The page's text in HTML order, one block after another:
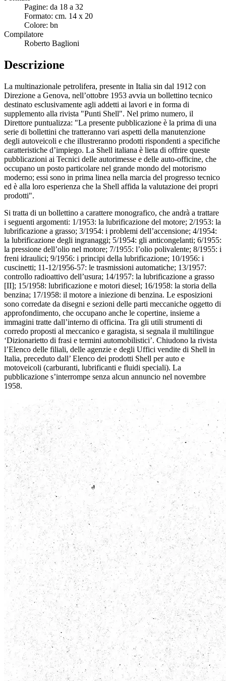
Pagine: da 18 a 32
Formato: cm. 14 x 20
Colore: bn
Compilatore
Roberto Baglioni
Descrizione
La multinazionale petrolifera, presente in Italia sin dal 1912 con
Direzione a Genova, nell’ottobre 1953 avvia un bollettino tecnico
destinato esclusivamente agli addetti ai lavori e in forma di
supplemento alla rivista "Punti Shell". Nel primo numero, il
Direttore puntualizza: "La presente pubblicazione è la prima di una
serie di bollettini che tratteranno vari aspetti della manutenzione
degli autoveicoli e che illustreranno prodotti rispondenti a specifiche
caratteristiche d’impiego. La Shell italiana è lieta di offrire queste
pubblicazioni ai Tecnici delle autorimesse e delle auto-officine, che
occupano un posto particolare nel grande mondo del motorismo
moderno; essi sono in prima linea nella marcia del progresso tecnico
ed è alla loro esperienza che la Shell affida la valutazione dei propri
prodotti".
Si tratta di un bollettino a carattere monografico, che andrà a trattare
i seguenti argomenti: 1/1953: la lubrificazione del motore; 2/1953: la
lubrificazione a grasso; 3/1954: i problemi dell’accensione; 4/1954:
la lubrificazione degli ingranaggi; 5/1954: gli anticongelanti; 6/1955:
la pressione dell’olio nel motore; 7/1955: l’olio polivalente; 8/1955: i
freni idraulici; 9/1956: i principi della lubrificazione; 10/1956: i
cuscinetti; 11-12/1956-57: le trasmissioni automatiche; 13/1957:
controllo radioattivo dell’usura; 14/1957: la lubrificazione a grasso
[II]; 15/1958: lubrificazione e motori diesel; 16/1958: la storia della
benzina; 17/1958: il motore a iniezione di benzina. Le esposizioni
sono corredate da disegni e sezioni delle parti meccaniche oggetto di
approfondimento, che occupano anche le copertine, insieme a
immagini tratte dall’interno di officina. Tra gli utili strumenti di
corredo proposti al meccanico e garagista, si segnala il multilingue
‘Dizionarietto di frasi e termini automobilistici’. Chiudono la rivista
l’Elenco delle filiali, delle agenzie e degli Uffici vendite di Shell in
Italia, preceduto dall’ Elenco dei prodotti Shell per auto e
motoveicoli (carburanti, lubrificanti e fluidi speciali). La
pubblicazione s’interrompe senza alcun annuncio nel novembre
1958.